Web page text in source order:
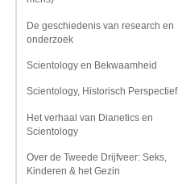
De geschiedenis van research en
onderzoek
Scientology en Bekwaamheid
Scientology, Historisch Perspectief
Het verhaal van Dianetics en
Scientology
Over de Tweede Drijfveer: Seks,
Kinderen & het Gezin